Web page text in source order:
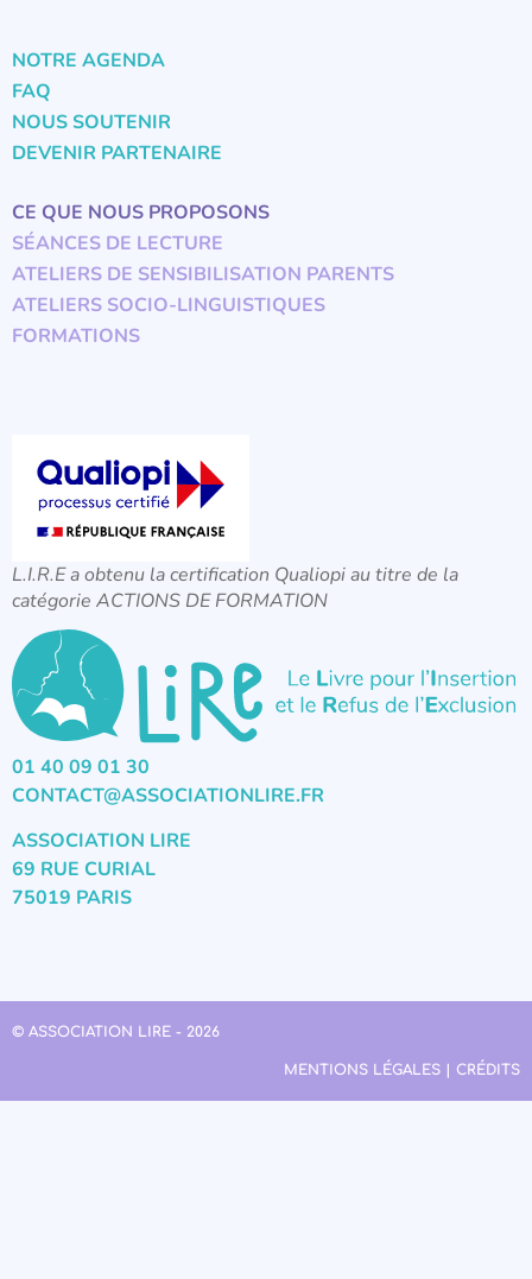
NOTRE AGENDA
FAQ
NOUS SOUTENIR
DEVENIR PARTENAIRE
CE QUE NOUS PROPOSONS
SÉANCES DE LECTURE
ATELIERS DE SENSIBILISATION PARENTS
ATELIERS SOCIO-LINGUISTIQUES
FORMATIONS
L.I.R.E a obtenu la certification Qualiopi au titre de la
catégorie ACTIONS DE FORMATION
01 40 09 01 30
CONTACT@ASSOCIATIONLIRE.FR
ASSOCIATION LIRE
69 RUE CURIAL
75019 PARIS
© ASSOCIATION LIRE - 2026
MENTIONS LÉGALES | CRÉDITS